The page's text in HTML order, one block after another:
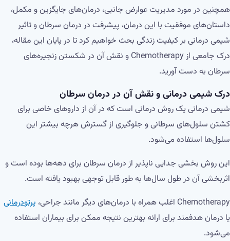
همچنین در مورد مدیریت عوارض جانبی، درمان‌های جایگزین و مکمل،
داستان‌های موفقیت با این درمان، پیشرفت در درمان سرطان و تاثیر
شیمی درمانی بر کیفیت زندگی بحث خواهیم کرد تا در پایان این مقاله،
درک جامعی از Chemotherapy و نقش آن در شکستن زنجیره‌های
سرطان به دست آورید.
درک شیمی درمانی و نقش آن در درمان سرطان
شیمی درمانی یک روش درمانی است که در آن از داروهای خاصی برای
کشتن سلول‌های سرطانی و جلوگیری از گسترش هرچه بیشتر این
سلول‌ها استفاده می‌شود.
این روش بخشی جدایی ناپذیر از درمان سرطان برای دهه‌ها بوده است و
اثربخشی آن در طول سال‌ها به طور قابل توجهی بهبود یافته است.
Chemotherapy اغلب همراه با درمان‌های دیگر مانند جراحی،
پرتودرمانی
یا درمان هدفمند برای ارائه بهترین نتیجه ممکن برای بیماران استفاده
می‌شود.